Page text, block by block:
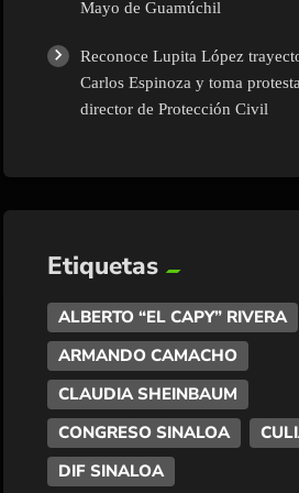
Mayo de Guamúchil
Reconoce Lupita López
Carlos Espinoza y toma
director de Protección Civil
Etiquetas
ALBERTO “EL CAPY” RIVERA
ARMANDO CAMACHO
CLAUDIA SHEINBAUM
CONGRESO SINALOA
DIF SINALOA